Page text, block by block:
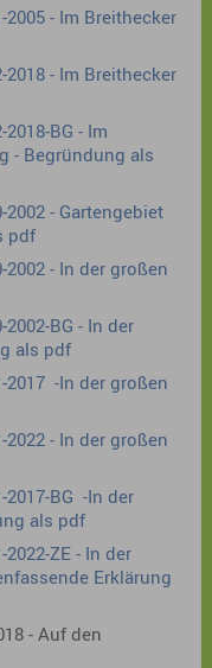
2005 - Im Breithecker
2018 - Im Breithecker
2018-BG - Im
- Begründung als
2002 - Gartengebiet
pdf
2002 - In der großen
2002-BG - In der
als pdf
2017 -In der großen
2022 - In der großen
2017-BG -In der
als pdf
2022-ZE - In der
Erklärung
- Auf den